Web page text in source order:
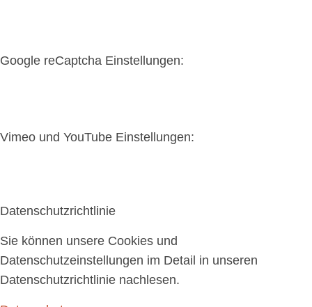
Google reCaptcha Einstellungen:
Vimeo und YouTube Einstellungen:
Datenschutzrichtlinie
Sie können unsere Cookies und
Datenschutzeinstellungen im Detail in unseren
Datenschutzrichtlinie nachlesen.